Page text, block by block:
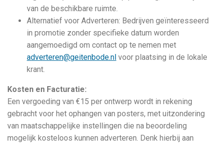
van de beschikbare ruimte.
Alternatief voor Adverteren: Bedrijven geïnteresseerd
in promotie zonder specifieke datum worden
aangemoedigd om contact op te nemen met
adverteren@geitenbode.nl voor plaatsing in de lokale
krant.
Kosten en Facturatie:
Een vergoeding van €15 per ontwerp wordt in rekening
gebracht voor het ophangen van posters, met uitzondering
van maatschappelijke instellingen die na beoordeling
mogelijk kosteloos kunnen adverteren. Denk hierbij aan